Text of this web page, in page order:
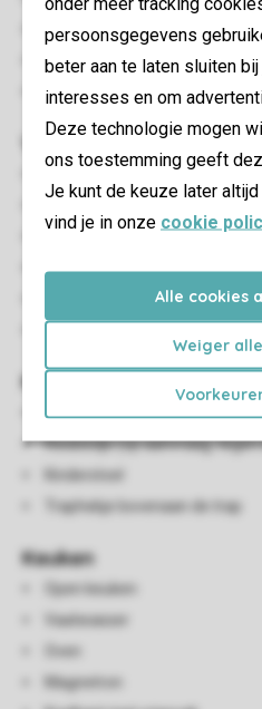
persoonsgegevens
beter aan te laten sluiten
interesses en om
Deze technologie mogen
ons toestemming geeft
Je kunt de keuze later
vind je in onze cookie
Alle cookies
Weiger
Parasol
Maximaal twee auto's
Parkeren in de buurt van de
Woon-/eetkamer
Flatscreen-tv (zonder directe
Geen streamingdiensten
Radio
Kindervoorzieningen
Houten ledikant
Reisbedje (op aanvraag,
Kinderstoel
Traphekje bovenaan de trap
Keuken
Open keuken
Vaatwasser
Oven
Magnetron